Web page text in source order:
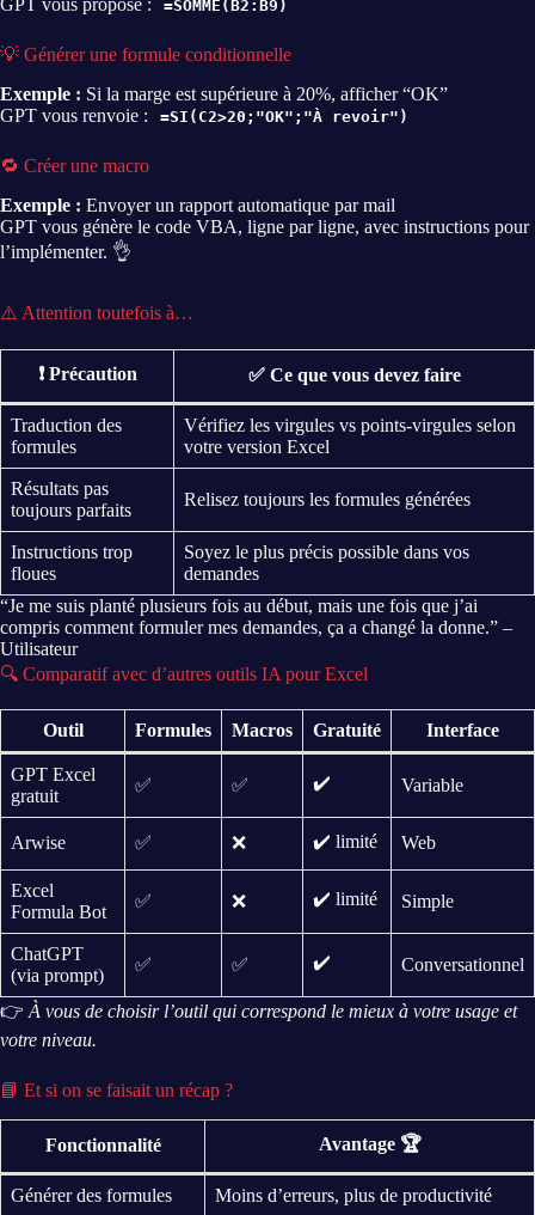
GPT vous propose : =SOMME(B2:B9)
💡 Générer une formule conditionnelle
Exemple : Si la marge est supérieure à 20%, afficher “OK”
GPT vous renvoie :
=SI(C2>20;"OK";"À revoir")
🔁 Créer une macro
Exemple : Envoyer un rapport automatique par mail
GPT vous génère le code VBA, ligne par ligne, avec instructions pour
l’implémenter. 👌
⚠️ Attention toutefois à…
❗ Précaution ✅ Ce que vous devez faire
Traduction des
formules
Vérifiez les virgules vs points-virgules selon
votre version Excel
Résultats pas
toujours parfaits
Relisez toujours les formules générées
Instructions trop
floues
Soyez le plus précis possible dans vos
demandes
“Je me suis planté plusieurs fois au début, mais une fois que j’ai
compris comment formuler mes demandes, ça a changé la donne.” –
Utilisateur
🔍 Comparatif avec d’autres outils IA pour Excel
Outil Formules Macros Gratuité Interface
GPT Excel
gratuit
✅ ✅ ✔️ Variable
Arwise ✅ ❌ ✔️ limité Web
Excel
Formula Bot
✅ ❌ ✔️ limité Simple
ChatGPT
(via prompt)
✅ ✅ ✔️ Conversationnel
👉À vous de choisir l’outil qui correspond le mieux à votre usage et
votre niveau.
📘 Et si on se faisait un récap ?
Fonctionnalité Avantage 🏆
Générer des formules Moins d’erreurs, plus de productivité